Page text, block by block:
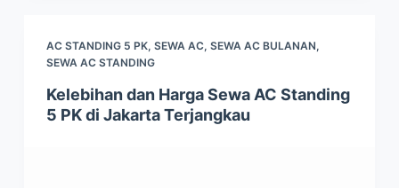
AC STANDING 5 PK, SEWA AC, SEWA AC BULANAN,
SEWA AC STANDING
Kelebihan dan Harga Sewa AC Standing
5 PK di Jakarta Terjangkau